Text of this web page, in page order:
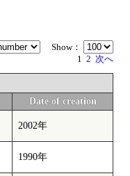
Show：
1 2 次へ
Date of creation
2002年
1990年